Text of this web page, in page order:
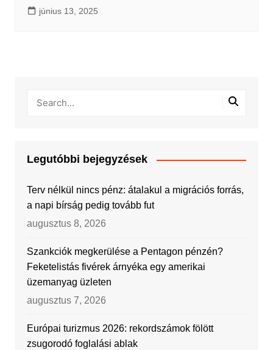
június 13, 2025
Legutóbbi bejegyzések
Terv nélkül nincs pénz: átalakul a migrációs forrás,
a napi bírság pedig tovább fut
augusztus 8, 2026
Szankciók megkerülése a Pentagon pénzén?
Feketelistás fivérek árnyéka egy amerikai
üzemanyag üzleten
augusztus 7, 2026
Európai turizmus 2026: rekordszámok fölött
zsugorodó foglalási ablak